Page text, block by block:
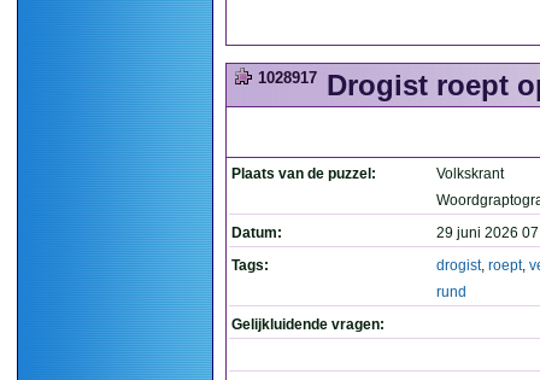
1028917 Drogist roept
Plaats van de puzzel:
Volkskrant
Datum:
29 juni 2026
Tags:
drogist, roept,
rund
Gelijkluidende vragen: